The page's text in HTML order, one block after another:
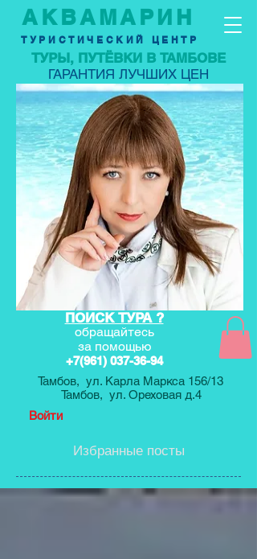
АКВАМАРИН
ТУРИСТИЧЕСКИЙ ЦЕНТР
ТУРЫ, ПУТЁВКИ В ТАМБОВЕ
ГАРАНТИЯ ЛУЧШИХ ЦЕН
ПОИСК ТУРА ?
обращайтесь
за помощью
+7(961) 037-36-94
Тамбов, ул. Карла Маркса 156/13
Тамбов, ул. Ореховая д.4
Войти
Избранные посты